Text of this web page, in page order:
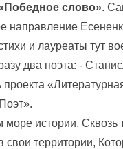
слово».
направление
и лауреаты тут
два поэта: -
проекта
истории, Сквозь
свои территории,